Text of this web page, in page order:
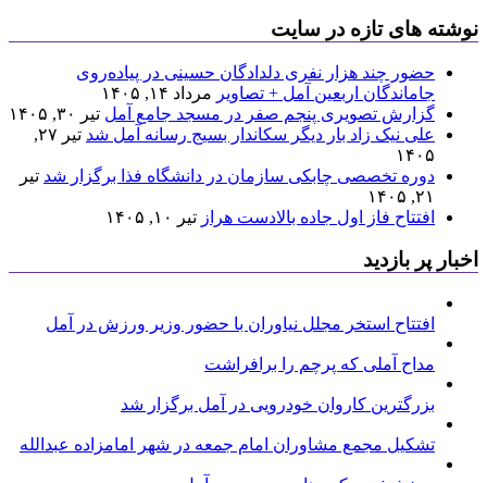
نوشته های تازه در سایت
حضور چند هزار نفری دلدادگان حسینی در پیاده‌روی
جاماندگان اربعین آمل + تصاویر مرداد ۱۴, ۱۴۰۵
گزارش تصویری پنجم صفر در مسجد جامع آمل تیر ۳۰, ۱۴۰۵
علی نیک زاد بار دیگر سکاندار بسیج رسانه آمل شد
تیر ۲۷,
۱۴۰۵
دوره تخصصی چابکی سازمان در دانشگاه فذا برگزار شد تیر
۲۱, ۱۴۰۵
افتتاح فاز اول جاده بالادست هراز تیر ۱۰, ۱۴۰۵
اخبار پر بازدید
افتتاح استخر مجلل نیاوران با حضور وزیر ورزش در آمل
مداح آملی که پرچم را برافراشت
بزرگترین کاروان خودرویی در آمل برگزار شد
تشکیل مجمع مشاوران امام جمعه در شهر امامزاده عبدالله